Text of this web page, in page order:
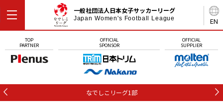
EN
一般社団法人日本女子サッカーリーグ
Japan Women's Football League
TOP
PARTNER
OFFICIAL
SPONSOR
OFFICIAL
SUPPLIER
なでしこリーグ1部